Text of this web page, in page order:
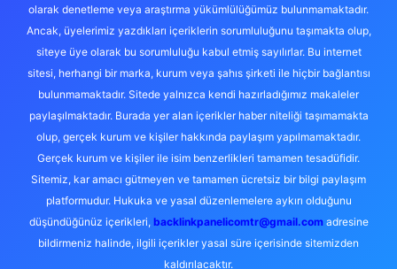
olarak denetleme veya araştırma yükümlülüğümüz bulunmamaktadır.
Ancak, üyelerimiz yazdıkları içeriklerin sorumluluğunu taşımakta olup,
siteye üye olarak bu sorumluluğu kabul etmiş sayılırlar. Bu internet
sitesi, herhangi bir marka, kurum veya şahıs şirketi ile hiçbir bağlantısı
bulunmamaktadır. Sitede yalnızca kendi hazırladığımız makaleler
paylaşılmaktadır. Burada yer alan içerikler haber niteliği taşımamakta
olup, gerçek kurum ve kişiler hakkında paylaşım yapılmamaktadır.
Gerçek kurum ve kişiler ile isim benzerlikleri tamamen tesadüfidir.
Sitemiz, kar amacı gütmeyen ve tamamen ücretsiz bir bilgi paylaşım
platformudur. Hukuka ve yasal düzenlemelere aykırı olduğunu
düşündüğünüz içerikleri, backlinkpanelicomtr@gmail.comadresine
bildirmeniz halinde, ilgili içerikler yasal süre içerisinde sitemizden
kaldırılacaktır.